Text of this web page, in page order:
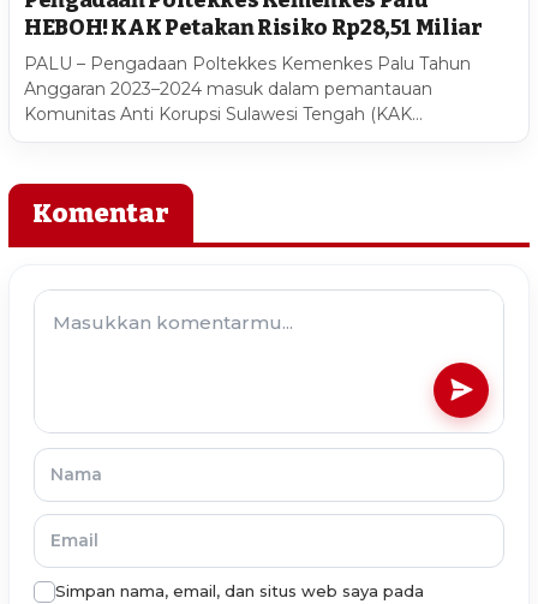
HEBOH! KAK Petakan Risiko Rp28,51 Miliar
PALU – Pengadaan Poltekkes Kemenkes Palu Tahun
Anggaran 2023–2024 masuk dalam pemantauan
Komunitas Anti Korupsi Sulawesi Tengah (KAK…
Komentar
Simpan nama, email, dan situs web saya pada